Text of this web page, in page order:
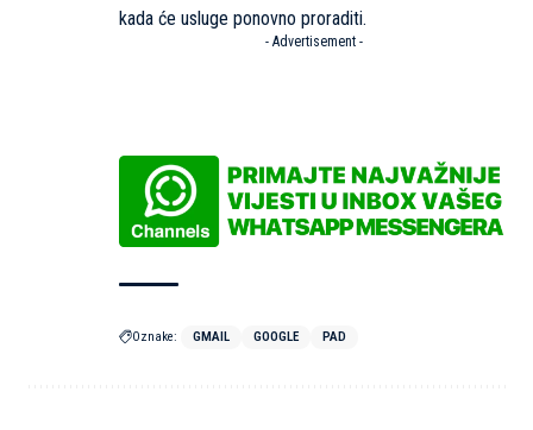
kada će usluge ponovno proraditi.
- Advertisement -
Oznake: GMAIL GOOGLE PAD